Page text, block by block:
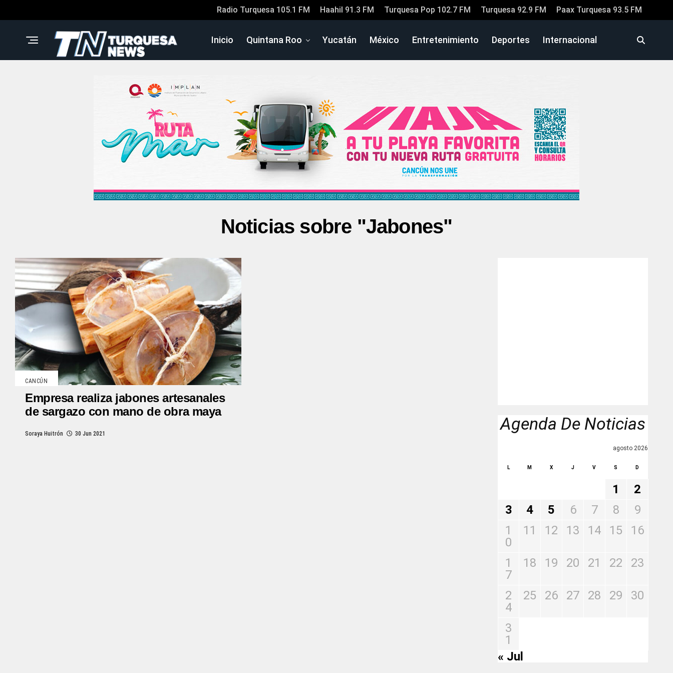
Radio Turquesa 105.1 FM Haahil 91.3 FM Turquesa Pop 102.7 FM Turquesa 92.9 FM Paax Turquesa 93.5 FM
Inicio Quintana Roo Yucatán México Entretenimiento Deportes Internacional
Noticias sobre "Jabones"
CANCÚN
Empresa realiza jabones artesanales
de sargazo con mano de obra maya
Soraya Huitrón 30 Jun 2021 Agenda De Noticias
agosto 2026
L M X J V S D
1
2
3
4 5 6 7 8
9
1
0
11 12 13 14 15 16
1
7
18 19 20 21 22 23
2
4
25 26 27 28 29 30
3
1
« Jul